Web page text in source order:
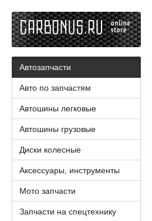
Автозапчасти
Авто по запчастям
Автошины легковые
Автошины грузовые
Диски колесные
Аксессуары, инструменты
Мото запчасти
Запчасти на спецтехнику